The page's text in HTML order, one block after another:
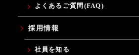
よくあるご質問(FAQ)
採用情報
社員を知る